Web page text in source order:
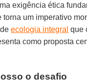
exigência ética
torna um imperativo
deecologia integral que
como proposta
o desafio